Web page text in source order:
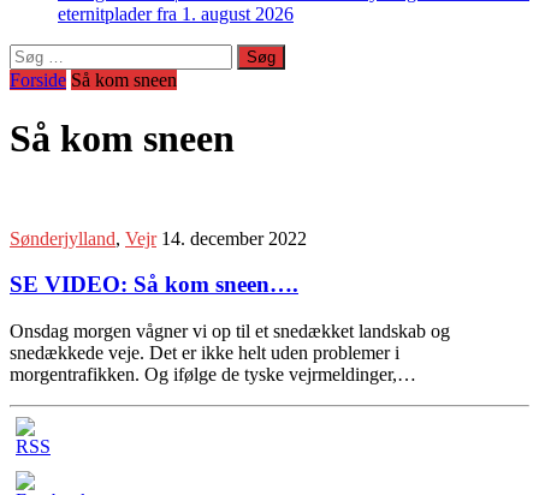
eternitplader fra 1. august 2026
Søg
efter:
Forside Så kom sneen
Så kom sneen
Sønderjylland, Vejr 14. december 2022
SE VIDEO: Så kom sneen….
Onsdag morgen vågner vi op til et snedækket landskab og
snedækkede veje. Det er ikke helt uden problemer i
morgentrafikken. Og ifølge de tyske vejrmeldinger,…